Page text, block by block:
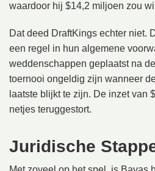
waardoor hij $14,2 miljoen zou
Dat deed DraftKings echter niet.
een regel in hun algemene
weddenschappen geplaatst na
toernooi ongeldig zijn wanneer
laatste blijkt te zijn. De inzet van
netjes teruggestort.
Juridische